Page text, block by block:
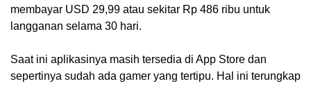
membayar USD 29,99 atau sekitar Rp 486 ribu untuk
langganan selama 30 hari.
Saat ini aplikasinya masih tersedia di App Store dan
sepertinya sudah ada gamer yang tertipu. Hal ini terungkap